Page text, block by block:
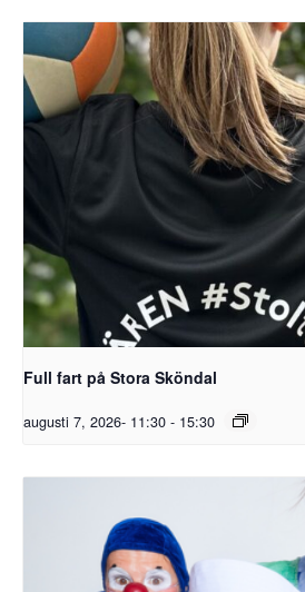
Full fart på Stora Sköndal
augusti 7, 2026- 11:30 - 15:30